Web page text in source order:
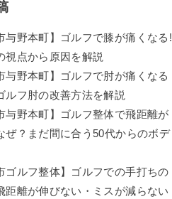
与野本町】ゴルフで膝が痛くなる!
視点から原因を解説
与野本町】ゴルフで肘が痛くなる
ルフ肘の改善方法を解説
与野本町】ゴルフ整体で飛距離が
ぜ？まだ間に合う50代からのボデ
ゴルフ整体】ゴルフでの手打ちの
距離が伸びない・ミスが減らない